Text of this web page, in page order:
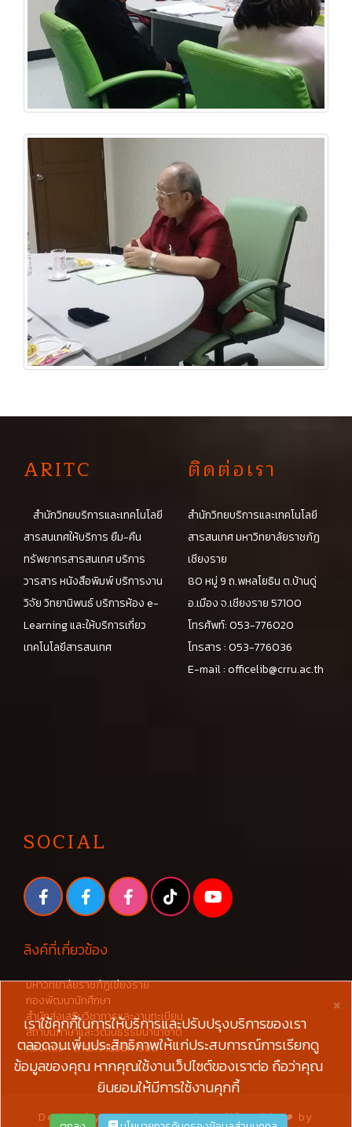
ARITC
สำนักวิทยบริการและเทคโนโลยี
สารสนเทศให้บริการ ยืม-คืน
ทรัพยากรสารสนเทศ บริการ
วารสาร หนังสือพิมพ์ บริการงาน
วิจัย วิทยานิพนธ์ บริการห้อง e-
Learning และให้บริการเกี่ยว
เทคโนโลยีสารสนเทศ
ติดต่อเรา
สำนักวิทยบริการและเทคโนโลยี
สารสนเทศ มหาวิทยาลัยราชภัฏ
เชียงราย
80 หมู่ 9 ถ.พหลโยธิน ต.บ้านดู่
อ.เมือง จ.เชียงราย 57100
โทรศัพท์: 053-776020
โทรสาร : 053-776036
E-mail :officelib@crru.ac.th
SOCIAL
ลิงค์ที่เกี่ยวข้อง
มหาวิทยาลัยราชภัฏเชียงราย
กองพัฒนานักศึกษา
สำนักส่งเสริมวิชาการและงานทะเบียน
สถาบันภาษาและวัฒนธรรมนานาชาติ
กองคลัง - สำนักงานอธิการบดี
Design byW3layoutsand Modify with ❤️ by
×
เราใช้คุกกี้ในการให้บริการและปรับปรุงบริการของเรา
ตลอดจนเพิ่มประสิทธิภาพให้แก่ประสบการณ์การเรียกดู
ข้อมูลของคุณ หากคุณใช้งานเว็ปไซต์ของเราต่อ ถือว่าคุณ
ยินยอมให้มีการใช้งานคุกกี้